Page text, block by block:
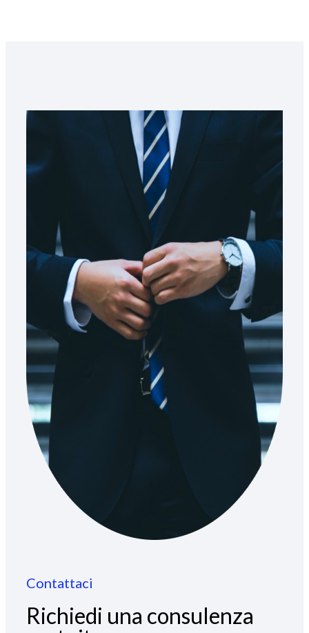
Contattaci
Richiedi una consulenza